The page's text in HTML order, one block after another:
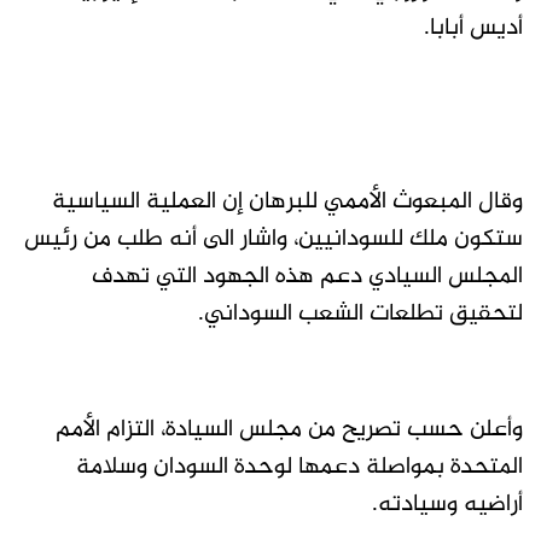
أديس أبابا.
وقال المبعوث الأممي للبرهان إن العملية السياسية
ستكون ملك للسودانيين، واشار الى أنه طلب من رئيس
المجلس السيادي دعم هذه الجهود التي تهدف
لتحقيق تطلعات الشعب السوداني.
وأعلن حسب تصريح من مجلس السيادة، التزام الأمم
المتحدة بمواصلة دعمها لوحدة السودان وسلامة
أراضيه وسيادته.